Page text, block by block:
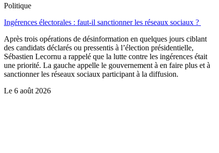
Politique
Ingérences électorales : faut-il sanctionner les réseaux sociaux ?
Après trois opérations de désinformation en quelques jours ciblant
des candidats déclarés ou pressentis à l’élection présidentielle,
Sébastien Lecornu a rappelé que la lutte contre les ingérences était
une priorité. La gauche appelle le gouvernement à en faire plus et à
sanctionner les réseaux sociaux participant à la diffusion.
Le 6 août 2026